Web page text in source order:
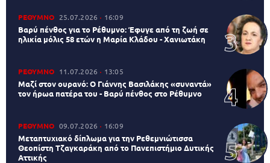
ΡΕΘΥΜΝΟ 25.07.2026 16:09
Βαρύ πένθος για το Ρέθυμνο: Έφυγε από τη ζωή σε
ηλικία μόλις 58 ετών η Μαρία Κλάδου - Χανιωτάκη
ΡΕΘΥΜΝΟ 11.07.2026 13:05
Μαζί στον ουρανό: Ο Γιάννης Βασιλάκης «συναντά»
τον ήρωα πατέρα του - Βαρύ πένθος στο Ρέθυμνο
ΡΕΘΥΜΝΟ 09.07.2026 16:09
Μεταπτυχιακό δίπλωμα για την Ρεθεμνιώτισσα
Θεοπίστη Τζαγκαράκη από το Πανεπιστήμιο Δυτικής
Αττικής